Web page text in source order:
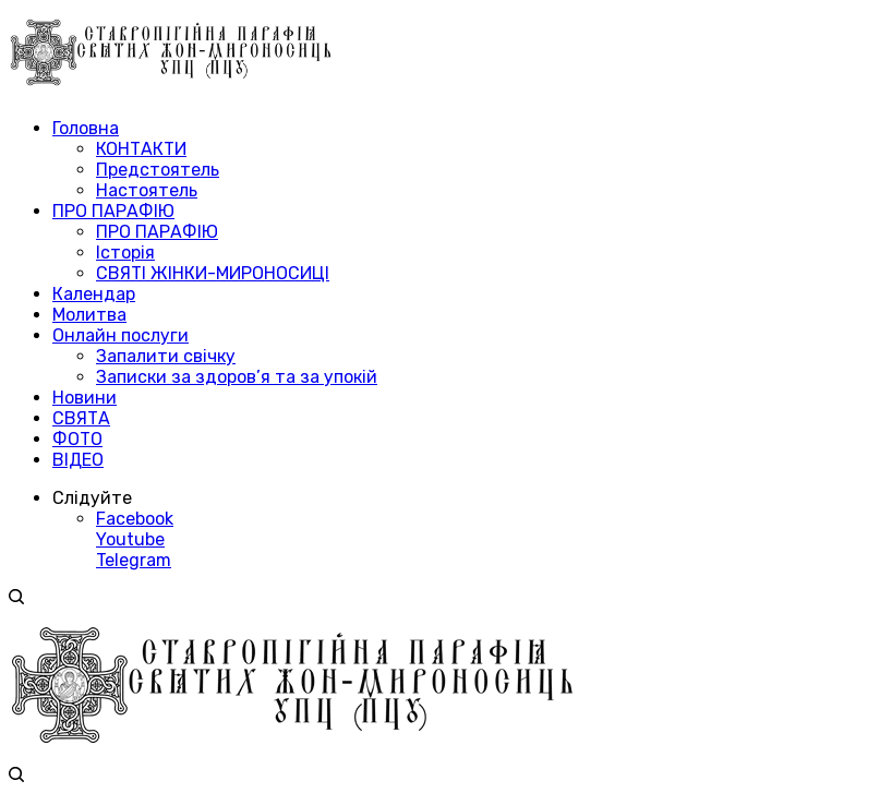
Головна
КОНТАКТИ
Предстоятель
Настоятель
ПРО ПАРАФІЮ
ПРО ПАРАФІЮ
Історія
СВЯТІ ЖІНКИ-МИРОНОСИЦІ
Календар
Молитва
Онлайн послуги
Запалити свічку
Записки за здоров’я та за упокій
Новини
СВЯТА
ФОТО
ВІДЕО
Слідуйте
Facebook
Youtube
Telegram